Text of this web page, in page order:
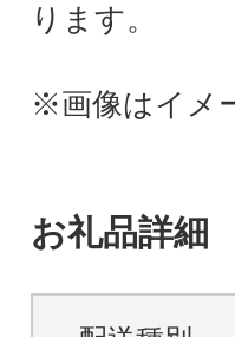
ります。
※画像はイメ
お礼品詳細